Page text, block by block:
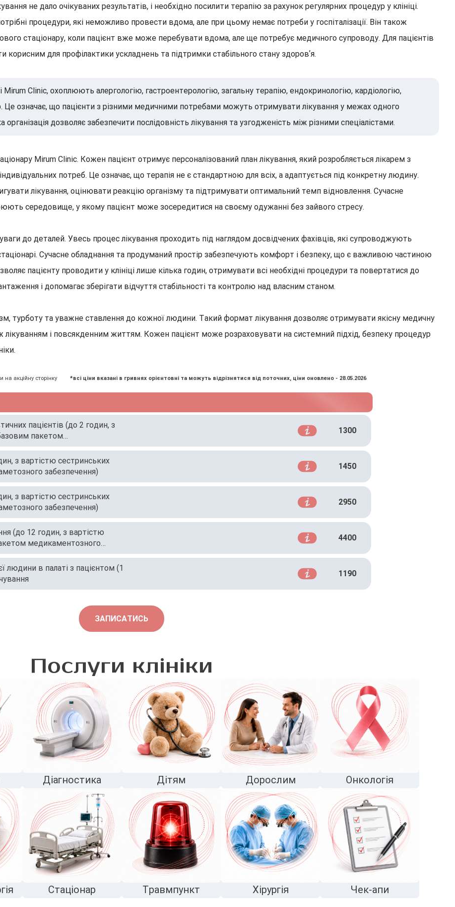
не дало очікуваних результатів, і необхідно посилити терапію за рахунок регулярних процедур у клініці.
процедури, які неможливо провести вдома, але при цьому немає потреби у госпіталізації. Він також
стаціонару, коли пацієнт вже може перебувати вдома, але ще потребує медичного супроводу. Для пацієнтів
для профілактики ускладнень та підтримки стабільного стану здоровʼя.
Clinic, охоплюють алергологію, гастроентерологію, загальну терапію, ендокринологію, кардіологію,
Це означає, що пацієнти з різними медичними потребами можуть отримувати лікування у межах одного
дозволяє забезпечити послідовність лікування та узгодженість між різними спеціалістами.
Mirum Clinic. Кожен пацієнт отримує персоналізований план лікування, який розробляється лікарем з
потреб. Це означає, що терапія не є стандартною для всіх, а адаптується під конкретну людину.
лікування, оцінювати реакцію організму та підтримувати оптимальний темп відновлення. Сучасне
середовище, у якому пацієнт може зосередитися на своєму одужанні без зайвого стресу.
до деталей. Увесь процес лікування проходить під наглядом досвідчених фахівців, які супроводжують
Сучасне обладнання та продуманий простір забезпечують комфорт і безпеку, що є важливою частиною
пацієнту проводити у клініці лише кілька годин, отримувати всі необхідні процедури та повертатися до
і допомагає зберігати відчуття стабільності та контролю над власним станом.
турботу та уважне ставлення до кожної людини. Такий формат лікування дозволяє отримувати якісну медичну
і повсякденним життям. Кожен пацієнт може розраховувати на системний підхід, безпеку процедур
на акційну сторінку *всі ціни вказані в гривнях орієнтовні та можуть відрізнятися від поточних, ціни оновлено - 28.05.2026
пацієнтів (до 2 годин, з
пакетом
1300
з вартістю сестринських
забезпечення)
1450
з вартістю сестринських
забезпечення)
2950
(до 12 годин, з вартістю
медикаментозного
4400
людини в палаті з пацієнтом (1
1190
ЗАПИСАТИСЬ
Послуги клініки
Діагностика Дітям Дорослим Онкологія
Стаціонар Травмпункт Хірургія Чек-апи